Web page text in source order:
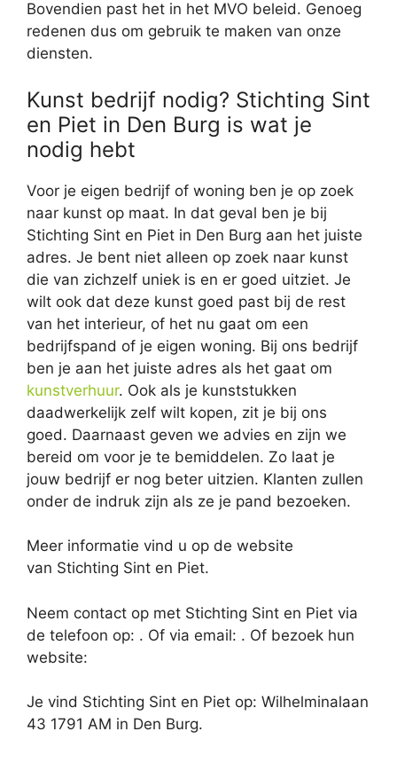
Bovendien past het in het MVO beleid. Genoeg
redenen dus om gebruik te maken van onze
diensten.
Kunst bedrijf nodig? Stichting Sint
en Piet in Den Burg is wat je
nodig hebt
Voor je eigen bedrijf of woning ben je op zoek
naar kunst op maat. In dat geval ben je bij
Stichting Sint en Piet in Den Burg aan het juiste
adres. Je bent niet alleen op zoek naar kunst
die van zichzelf uniek is en er goed uitziet. Je
wilt ook dat deze kunst goed past bij de rest
van het interieur, of het nu gaat om een
bedrijfspand of je eigen woning. Bij ons bedrijf
ben je aan het juiste adres als het gaat om
kunstverhuur. Ook als je kunststukken
daadwerkelijk zelf wilt kopen, zit je bij ons
goed. Daarnaast geven we advies en zijn we
bereid om voor je te bemiddelen. Zo laat je
jouw bedrijf er nog beter uitzien. Klanten zullen
onder de indruk zijn als ze je pand bezoeken.
Meer informatie vind u op de website
van Stichting Sint en Piet.
Neem contact op met Stichting Sint en Piet via
de telefoon op: . Of via email: . Of bezoek hun
website:
Je vind Stichting Sint en Piet op: Wilhelminalaan
43 1791 AM in Den Burg.